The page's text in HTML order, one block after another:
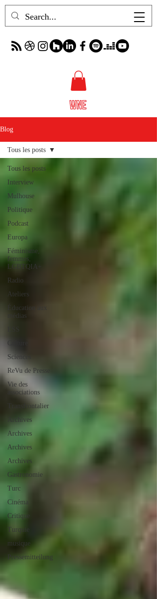
Blog
Tous les posts
Interview
Mulhouse
Politique
Podcast
Europa
Féminisme,
femmes,
LGBTQIA+
Radio
Ateliers
Éducation aux
médias
ESS
Sciences
ReVu de Presse
Vie des
associations
Transfrontalier
Archives
Archives
Archives
Archives
Gastronomie
Turc
Cinéma
Critique
Turquie
musique
Pressemitteilung
Tous les posts